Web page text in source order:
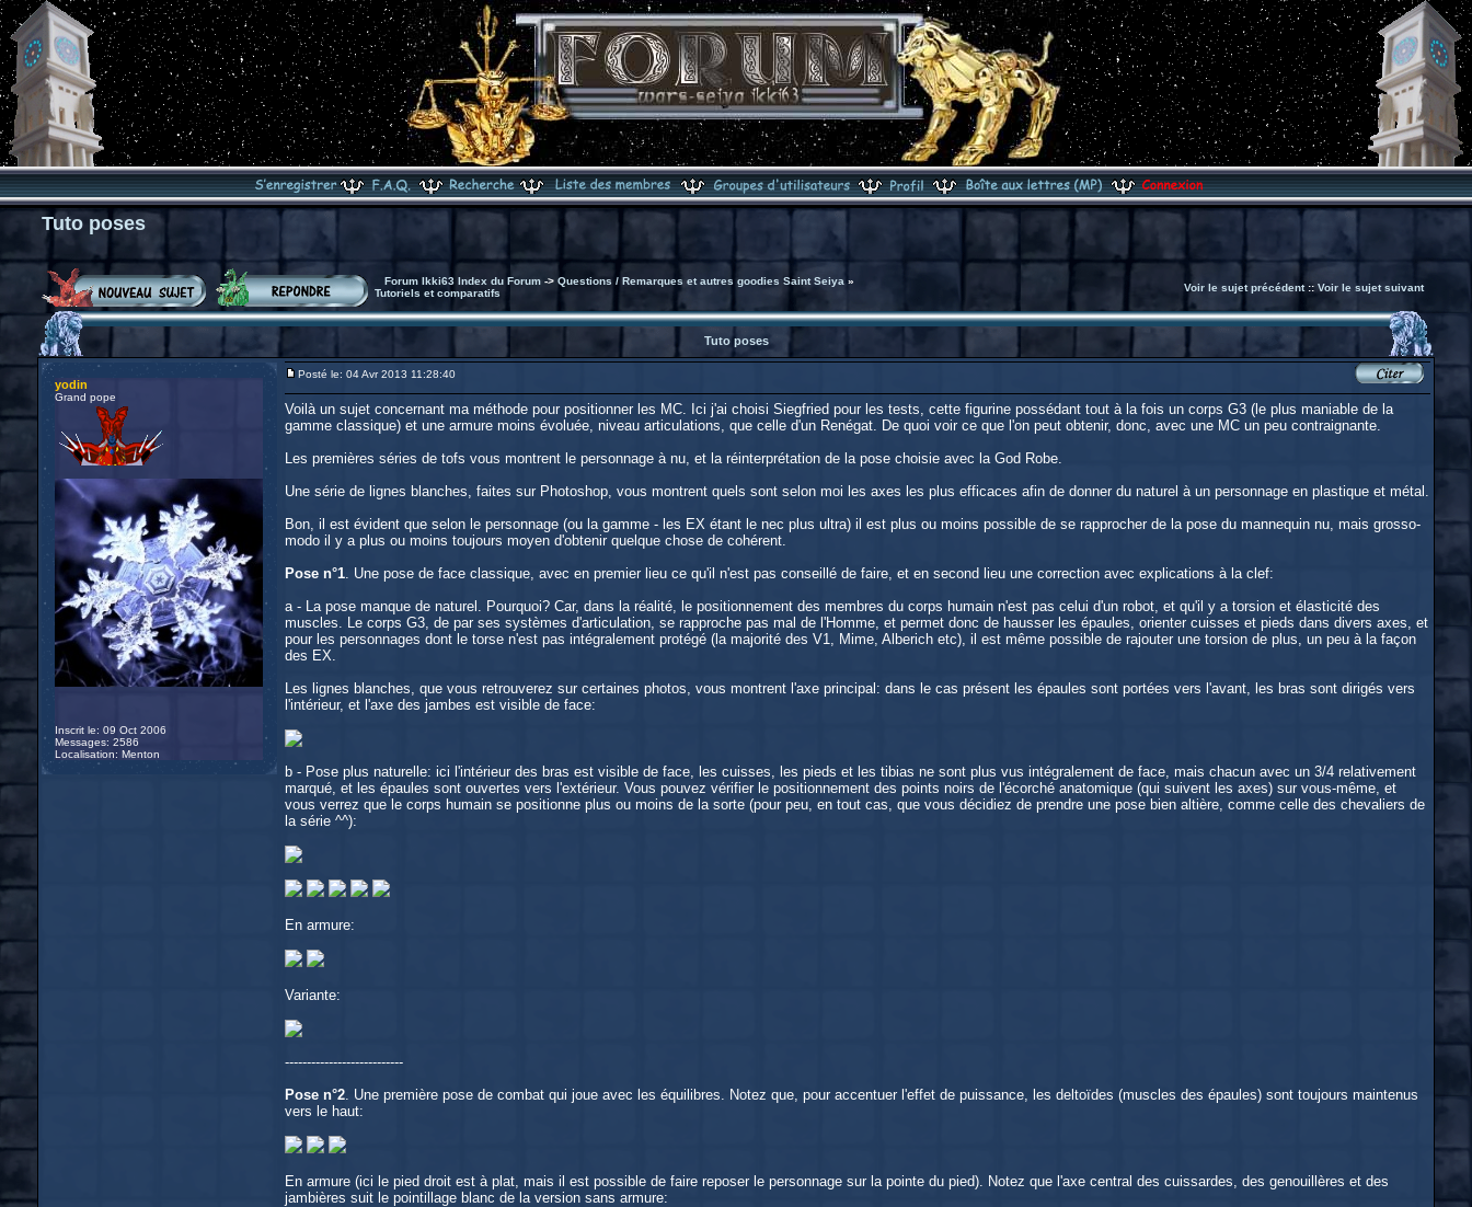
Tuto poses
Forum Ikki63 Index du Forum -> Questions / Remarques et autres goodies Saint Seiya »
Tutoriels et comparatifs
Voir le sujet précédent:: Voir le sujet suivant
Tuto poses
yodin
Grand pope
Inscrit le: 09 Oct 2006
Messages: 2586
Localisation: Menton
Posté le: 04 Avr 2013 11:28:40
Voilà un sujet concernant ma méthode pour positionner les MC. Ici j'ai choisi Siegfried pour les tests, cette figurine possédant tout à la fois un corps G3 (le plus maniable de la
gamme classique) et une armure moins évoluée, niveau articulations, que celle d'un Renégat. De quoi voir ce que l'on peut obtenir, donc, avec une MC un peu contraignante.
Les premières séries de tofs vous montrent le personnage à nu, et la réinterprétation de la pose choisie avec la God Robe.
Une série de lignes blanches, faites sur Photoshop, vous montrent quels sont selon moi les axes les plus efficaces afin de donner du naturel à un personnage en plastique et métal.
Bon, il est évident que selon le personnage (ou la gamme - les EX étant le nec plus ultra) il est plus ou moins possible de se rapprocher de la pose du mannequin nu, mais grosso-
modo il y a plus ou moins toujours moyen d'obtenir quelque chose de cohérent.
Pose n°1. Une pose de face classique, avec en premier lieu ce qu'il n'est pas conseillé de faire, et en second lieu une correction avec explications à la clef:
a - La pose manque de naturel. Pourquoi? Car, dans la réalité, le positionnement des membres du corps humain n'est pas celui d'un robot, et qu'il y a torsion et élasticité des
muscles. Le corps G3, de par ses systèmes d'articulation, se rapproche pas mal de l'Homme, et permet donc de hausser les épaules, orienter cuisses et pieds dans divers axes, et
pour les personnages dont le torse n'est pas intégralement protégé (la majorité des V1, Mime, Alberich etc), il est même possible de rajouter une torsion de plus, un peu à la façon
des EX.
Les lignes blanches, que vous retrouverez sur certaines photos, vous montrent l'axe principal: dans le cas présent les épaules sont portées vers l'avant, les bras sont dirigés vers
l'intérieur, et l'axe des jambes est visible de face:
b - Pose plus naturelle: ici l'intérieur des bras est visible de face, les cuisses, les pieds et les tibias ne sont plus vus intégralement de face, mais chacun avec un 3/4 relativement
marqué, et les épaules sont ouvertes vers l'extérieur. Vous pouvez vérifier le positionnement des points noirs de l'écorché anatomique (qui suivent les axes) sur vous-même, et
vous verrez que le corps humain se positionne plus ou moins de la sorte (pour peu, en tout cas, que vous décidiez de prendre une pose bien altière, comme celle des chevaliers de
la série ^^):
En armure:
Variante:
---------------------------
Pose n°2. Une première pose de combat qui joue avec les équilibres. Notez que, pour accentuer l'effet de puissance, les deltoïdes (muscles des épaules) sont toujours maintenus
vers le haut:
En armure (ici le pied droit est à plat, mais il est possible de faire reposer le personnage sur la pointe du pied). Notez que l'axe central des cuissardes, des genouillères et des
jambières suit le pointillage blanc de la version sans armure: